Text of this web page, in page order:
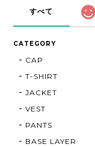
すべて
CATEGORY
CAP
T-SHIRT
JACKET
VEST
PANTS
BASE LAYER